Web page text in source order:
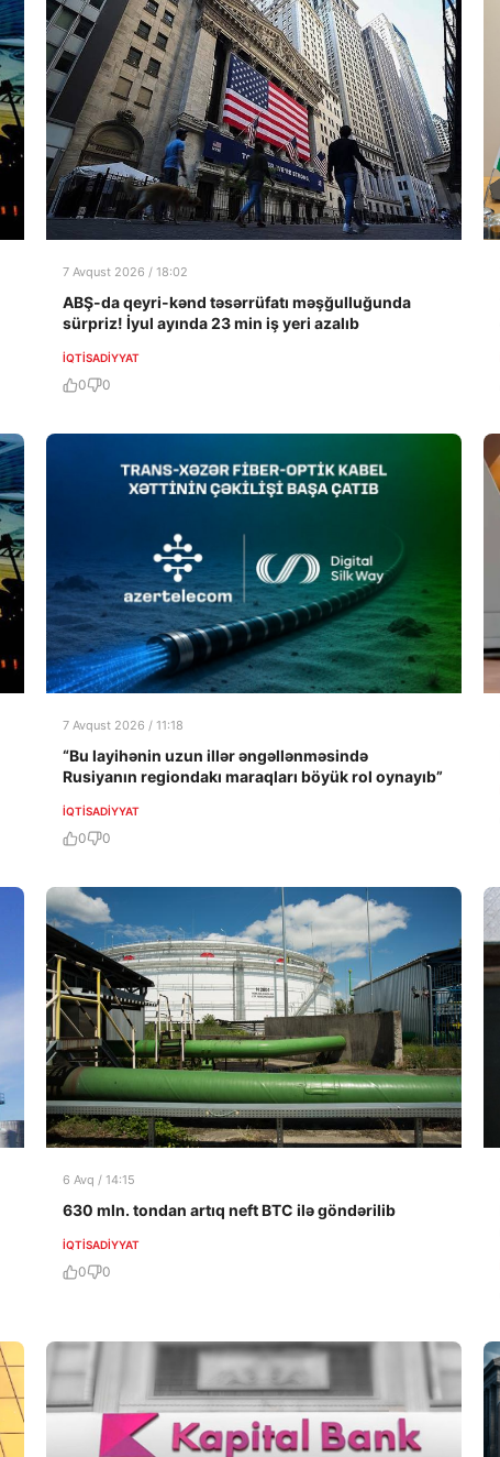
7 Avqust 2026 / 18:02
ABŞ-da qeyri-kənd təsərrüfatı məşğulluğunda
sürpriz! İyul ayında 23 min iş yeri azalıb
İQTISADIYYAT
0 0
7 Avqust 2026 / 11:18
“Bu layihənin uzun illər əngəllənməsində
Rusiyanın regiondakı maraqları böyük rol oynayıb”
İQTISADIYYAT
0 0
6 Avq / 14:15
630 mln. tondan artıq neft BTC ilə göndərilib
İQTISADIYYAT
0 0